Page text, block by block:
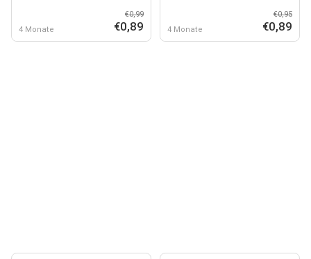
4 Monate
€0,99
€0,89 4 Monate
€0,95
€0,89